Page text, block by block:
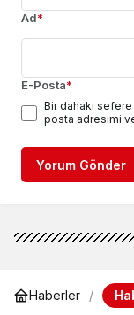
Ad*
E-Posta*
Bir dahaki sefere
posta adresimi
Yorum Gönder
Haberler